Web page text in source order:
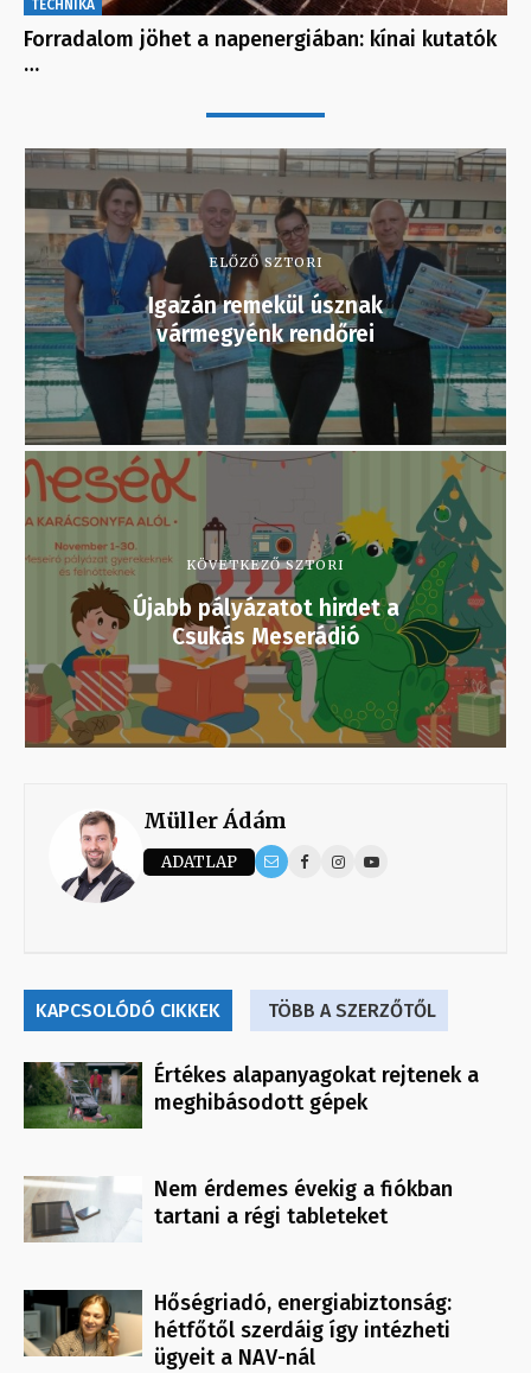
TECHNIKA
Forradalom jöhet a napenergiában: kínai kutatók
…
ELŐZŐ SZTORI
Igazán remekül úsznak
vármegyénk rendőrei
KÖVETKEZŐ SZTORI
Újabb pályázatot hirdet a
Csukás Meserádió
Müller Ádám
ADATLAP
KAPCSOLÓDÓ CIKKEK TÖBB A SZERZŐTŐL
Értékes alapanyagokat rejtenek a
meghibásodott gépek
Nem érdemes évekig a fiókban
tartani a régi tableteket
Hőségriadó, energiabiztonság:
hétfőtől szerdáig így intézheti
ügyeit a NAV-nál